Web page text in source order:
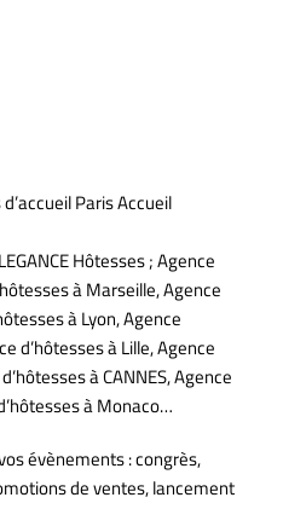
Paris Accueil
Hôtesses ; Agence
à Marseille, Agence
à Lyon, Agence
d’hôtesses à Lille, Agence
à CANNES, Agence
à Monaco…
évènements : congrès,
de ventes, lancement